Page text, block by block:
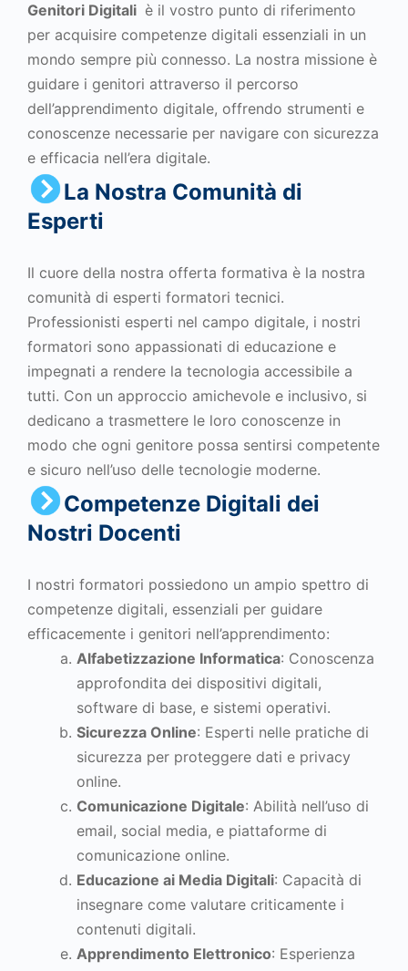
Genitori Digitali è il vostro punto di riferimento
per acquisire competenze digitali essenziali in un
mondo sempre più connesso. La nostra missione è
guidare i genitori attraverso il percorso
dell’apprendimento digitale, offrendo strumenti e
conoscenze necessarie per navigare con sicurezza
e efficacia nell’era digitale.
La Nostra Comunità di
Esperti
Il cuore della nostra offerta formativa è la nostra
comunità di esperti formatori tecnici.
Professionisti esperti nel campo digitale, i nostri
formatori sono appassionati di educazione e
impegnati a rendere la tecnologia accessibile a
tutti. Con un approccio amichevole e inclusivo, si
dedicano a trasmettere le loro conoscenze in
modo che ogni genitore possa sentirsi competente
e sicuro nell’uso delle tecnologie moderne.
Competenze Digitali dei
Nostri Docenti
I nostri formatori possiedono un ampio spettro di
competenze digitali, essenziali per guidare
efficacemente i genitori nell’apprendimento:
Alfabetizzazione Informatica: Conoscenza
approfondita dei dispositivi digitali,
software di base, e sistemi operativi.
Sicurezza Online: Esperti nelle pratiche di
sicurezza per proteggere dati e privacy
online.
Comunicazione Digitale: Abilità nell’uso di
email, social media, e piattaforme di
comunicazione online.
Educazione ai Media Digitali: Capacità di
insegnare come valutare criticamente i
contenuti digitali.
Apprendimento Elettronico: Esperienza